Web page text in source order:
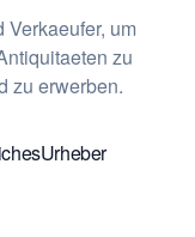
um
zu
zu erwerben.
Urheber